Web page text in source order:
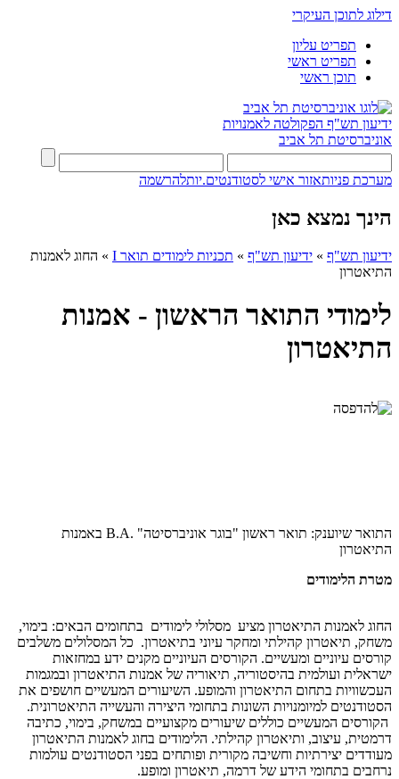
דילוג לתוכן העיקרי
תפריט עליון
תפריט ראשי
תוכן ראשי
ידיעון תש"ף הפקולטה לאמנויות
אוניברסיטת תל אביב
מערכת פניותאזור אישי לסטודנטים.יותלהרשמה
הינך נמצא כאן
ידיעון תש"ף » ידיעון תש"ף » תכניות לימודים תואר I » החוג לאמנות
התיאטרון
לימודי התואר הראשון - אמנות
התיאטרון
התואר שיוענק: תואר ראשון "בוגר אוניברסיטה" .B.A באמנות
התיאטרון
מטרת הלימודים
החוג לאמנות התיאטרון מציע מסלולי לימודים בתחומים הבאים: בימוי,
משחק, תיאטרון קהילתי ומחקר עיוני בתיאטרון. כל המסלולים משלבים
קורסים עיוניים ומעשיים. הקורסים העיוניים מקנים ידע במחזאות
ישראלית ועולמית בהיסטוריה, תיאוריה של אמנות התיאטרון ובמגמות
העכשוויות בתחום התיאטרון והמופע. השיעורים המעשיים חושפים את
הסטודנטים למיומנויות השונות בתחומי היצירה והעשייה התיאטרונית.
הקורסים המעשיים כוללים שיעורים מקצועיים במשחק, בימוי, כתיבה
דרמטית, עיצוב, ותיאטרון קהילתי. הלימודים בחוג לאמנות התיאטרון
מעודדים יצירתיות וחשיבה מקורית ופותחים בפני הסטודנטים עולמות
נרחבים בתחומי הידע של דרמה, תיאטרון ומופע.